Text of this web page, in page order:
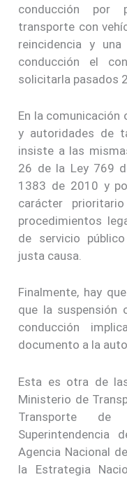
conducción por
transporte con
reincidencia y
conducción el
solicitarla pasados
En la
y autoridades de
insiste a las
26 de la Ley 769
1383 de 2010 y
carácter
procedimientos
de servicio
justa causa.
Finalmente, hay
que la suspensión
conducción
documento a la
Esta es otra de
Ministerio de
Transporte
Agencia Nacional
la Estrategia